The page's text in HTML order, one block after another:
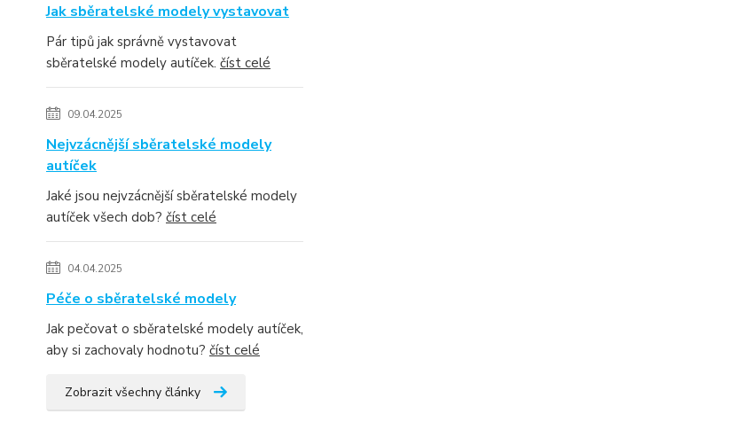
Jak sběratelské modely vystavovat
Pár tipů jak správně vystavovat
sběratelské modely autíček. číst celé
09.04.2025
Nejvzácnější sběratelské modely
autíček
Jaké jsou nejvzácnější sběratelské modely
autíček všech dob? číst celé
04.04.2025
Péče o sběratelské modely
Jak pečovat o sběratelské modely autíček,
aby si zachovaly hodnotu? číst celé
Zobrazit všechny články